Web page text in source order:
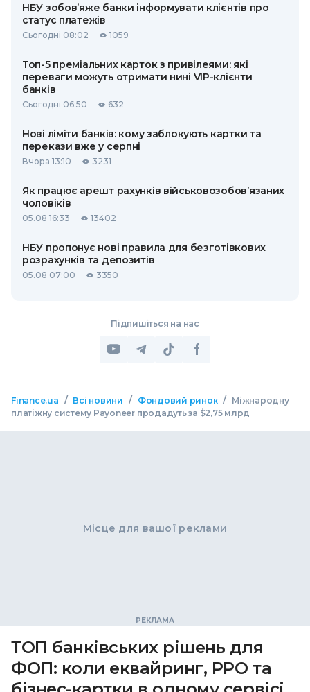
НБУ зобов’яже банки інформувати клієнтів про
статус платежів
Сьогодні 08:02 1059
Топ-5 преміальних карток з привілеями: які
переваги можуть отримати нині VIP-клієнти
банків
Сьогодні 06:50 632
Нові ліміти банків: кому заблокують картки та
перекази вже у серпні
Вчора 13:10 3231
Як працює арешт рахунків військовозобов’язаних
чоловіків
05.08 16:33 13402
НБУ пропонує нові правила для безготівкових
розрахунків та депозитів
05.08 07:00 3350
Підпишіться на нас
Finance.ua / Всі новини / Фондовий ринок / Міжнародну
платіжну систему Payoneer продадуть за $2,75 млрд
Місце для вашої реклами
ТОП банківських рішень для
ФОП: коли еквайринг, РРО та